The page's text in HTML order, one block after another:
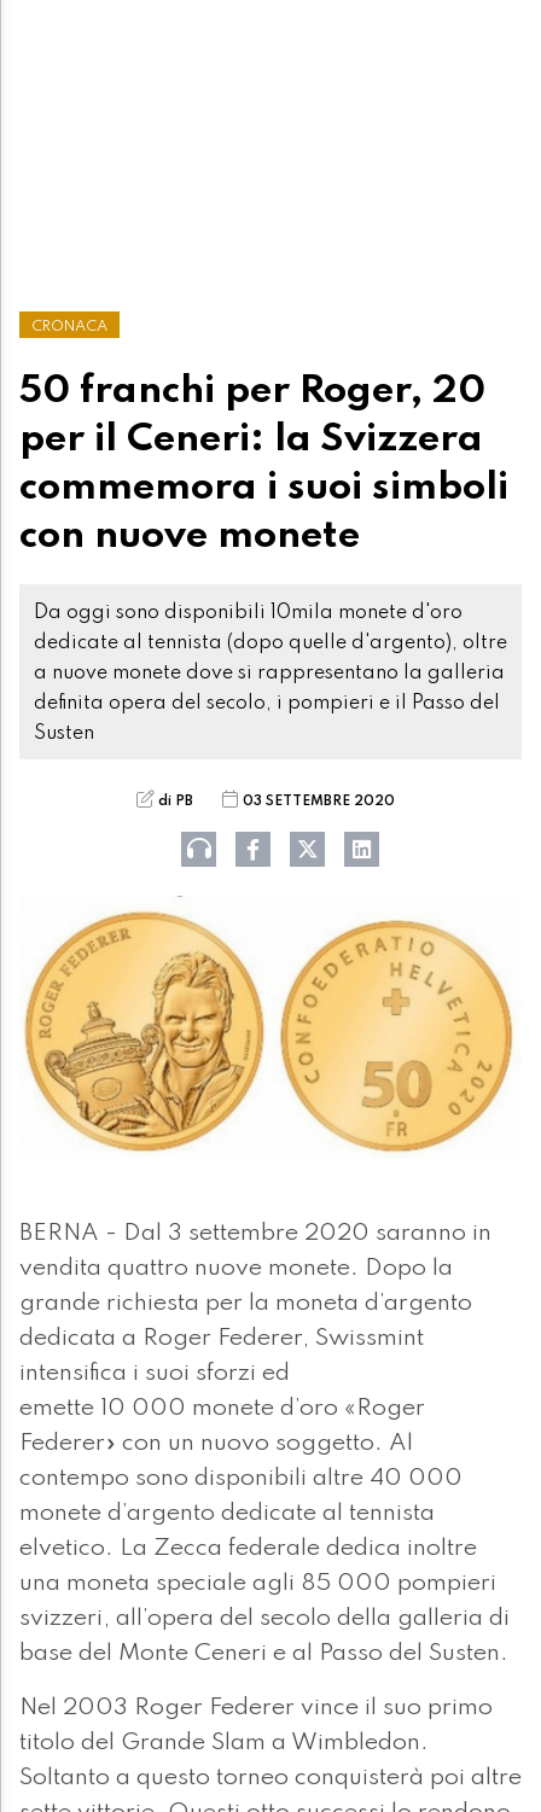
CRONACA
50 franchi per Roger, 20
per il Ceneri: la Svizzera
commemora i suoi simboli
con nuove monete
Da oggi sono disponibili 10mila monete d'oro
dedicate al tennista (dopo quelle d'argento), oltre
a nuove monete dove si rappresentano la galleria
definita opera del secolo, i pompieri e il Passo del
Susten
di PB 03 SETTEMBRE 2020
BERNA - Dal 3 settembre 2020 saranno in
vendita quattro nuove monete. Dopo la
grande richiesta per la moneta d’argento
dedicata a Roger Federer, Swissmint
intensifica i suoi sforzi ed
emette 10 000 monete d’oro «Roger
Federer» con un nuovo soggetto. Al
contempo sono disponibili altre 40 000
monete d’argento dedicate al tennista
elvetico. La Zecca federale dedica inoltre
una moneta speciale agli 85 000 pompieri
svizzeri, all’opera del secolo della galleria di
base del Monte Ceneri e al Passo del Susten.
Nel 2003 Roger Federer vince il suo primo
titolo del Grande Slam a Wimbledon.
Soltanto a questo torneo conquisterà poi altre